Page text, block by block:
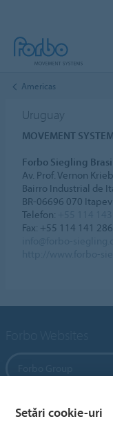
Americas
Uruguay
MOVEMENT
Forbo Siegling
Av. Prof. Vernon
Bairro Industrial de
BR-06696 070
Telefon:
Fax: +55 114 141
Forbo Flooring Systems
Setări cookie-uri